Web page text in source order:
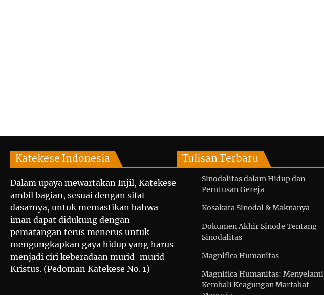
Katekese Indonesia
Dalam upaya mewartakan Injil, Katekese
ambil bagian, sesuai dengan sifat
dasarnya, untuk memastikan bahwa
iman dapat didukung dengan
pematangan terus menerus untuk
mengungkapkan gaya hidup yang harus
menjadi ciri keberadaan murid-murid
Kristus. (Pedoman Katekese No. 1)
Tulisan Terbaru
Sinodalitas dalam Hidup dan
Perutusan Gereja
Kosakata Sinodal & Maknanya
Dokumen Akhir Sinode Tentang
Sinodalitas
Magnifica Humanitas
Magnifica Humanitas: Menyelami
Kembali Keagungan Martabat